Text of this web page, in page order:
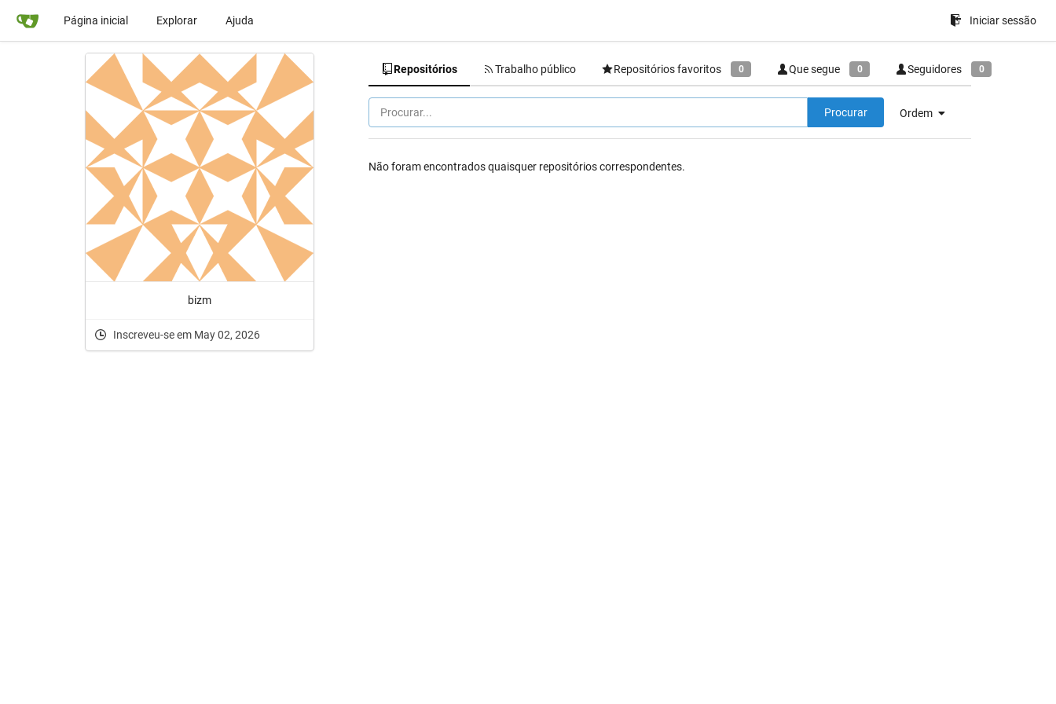
Página inicial Explorar Ajuda Iniciar sessão
bizm
Inscreveu-se em May 02, 2026
Repositórios Trabalho público Repositórios favoritos 0 Que segue 0 Seguidores 0
Ordem
Procurar
Não foram encontrados quaisquer repositórios correspondentes.